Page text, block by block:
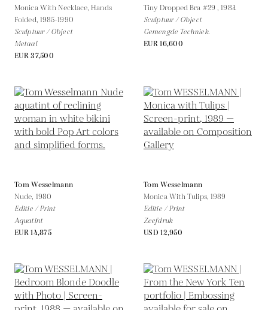
Monica With Necklace, Hands
Folded, 1985-1990
Sculptuur / Object
Metaal
EUR 37,500
Tiny Dropped Bra #29 ,1984
Sculptuur / Object
Gemengde Techniek.
EUR 16,600
Tom Wesselmann
Nude, 1980
Editie / Print
Aquatint
EUR 14,875
Tom Wesselmann
Monica With Tulips, 1989
Editie / Print
Zeefdruk
USD 12,950